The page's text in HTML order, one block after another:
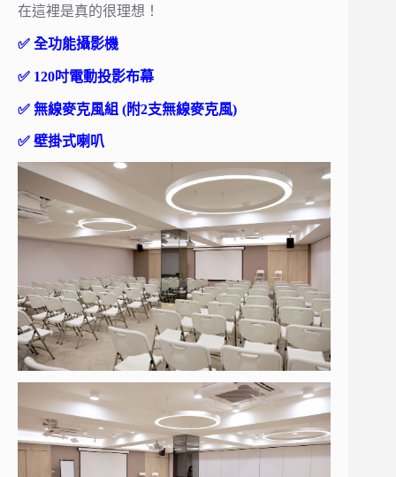
在這裡是真的很理想！
✅ 全功能攝影機
✅ 120吋電動投影布幕
✅ 無線麥克風組 (附2支無線麥克風)
✅ 壁掛式喇叭